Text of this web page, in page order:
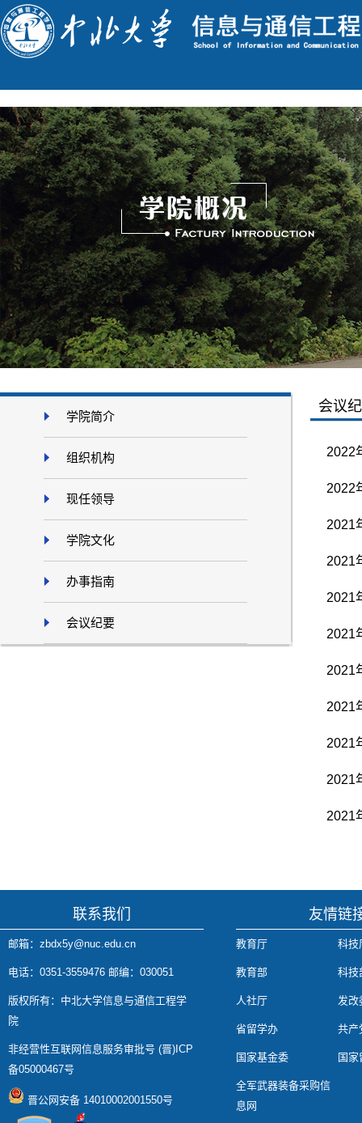
学院简介
组织机构
现任领导
学院文化
办事指南
会议纪要
会议
2022
2022
2021
2021
2021
2021
2021
2021
2021
2021
2021
联系我们
邮箱：zbdx5y@nuc.edu.cn
电话：0351-3559476 邮编：030051
版权所有：中北大学信息与通信工程学
院
非经营性互联网信息服务审批号 (晋)ICP
备05000467号
晋公网安备 14010002001550号
友情链
教育厅 科技
教育部 科技
人社厅 发改
省留学办 共产
国家基金委 国
全军武器装备采购信
息网